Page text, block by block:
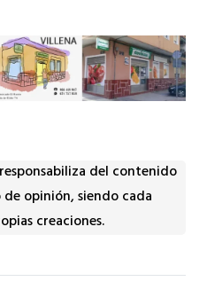
del contenido
opinión, siendo cada
creaciones.